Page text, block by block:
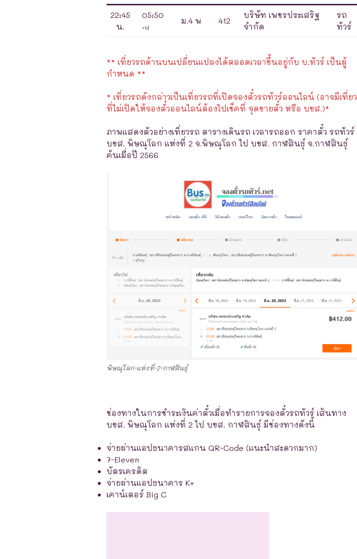
22:45
น.
05:50
+1d
ม.4 พ 412
บริษัท เพชรประเสริฐ
จำกัด
รถ
ทัวร์
** เที่ยวรถด้านบนเปลี่ยนแปลงได้ตลอดเวลาขึ้นอยู่กับ บ.ทัวร์ เป็นผู้
กำหนด **
* เที่ยวรถดังกล่าวเป็นเที่ยวรถที่เปิดจองตั๋วรถทัวร์ออนไลน์ (อาจมีเที่ยว
ที่ไม่เปิดให้จองตั๋วออนไลน์ต้องไปเช็คที่ จุดขายตั๋ว หรือ บขส.)*
ภาพแสดงตัวอย่างเที่ยวรถ ตารางเดินรถ เวลารถออก ราคาตั๋ว รถทัวร์
บขส. พิษณุโลก แห่งที่ 2 จ.พิษณุโลก ไป บขส. กาฬสินธุ์ จ.กาฬสินธุ์
ค้นเมื่อปี 2566
พิษณุโลก-แห่งที่-2-กาฬสินธุ์
ช่องทางในการชำระเงินค่าตั๋วเมื่อทำรายการจองตั๋วรถทัวร์ เส้นทาง
บขส. พิษณุโลก แห่งที่ 2 ไป บขส. กาฬสินธุ์ มีช่องทางดังนี้
จ่ายผ่านแอปธนาคารสแกน QR-Code (แนะนำสะดวกมาก)
7-Eleven
บัตรเครดิต
จ่ายผ่านแอปธนาคาร K+
เคาน์เตอร์ Big C